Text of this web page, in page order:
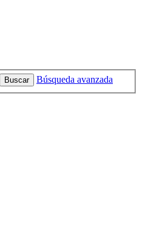
Buscar Búsqueda avanzada